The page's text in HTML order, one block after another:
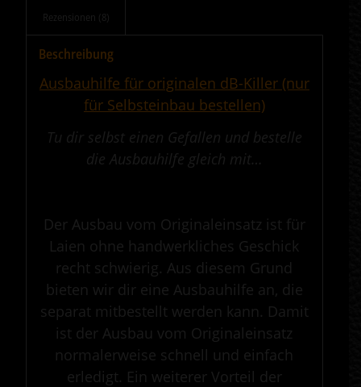
Rezensionen (8)
Beschreibung
Ausbauhilfe für originalen dB-Killer (nur
für Selbsteinbau bestellen)
Tu dir selbst einen Gefallen und bestelle
die Ausbauhilfe gleich mit…
Der Ausbau vom Originaleinsatz ist für
Laien ohne handwerkliches Geschick
recht schwierig. Aus diesem Grund
bieten wir dir eine Ausbauhilfe an, die
separat mitbestellt werden kann. Damit
ist der Ausbau vom Originaleinsatz
normalerweise schnell und einfach
erledigt. Ein weiterer Vorteil der